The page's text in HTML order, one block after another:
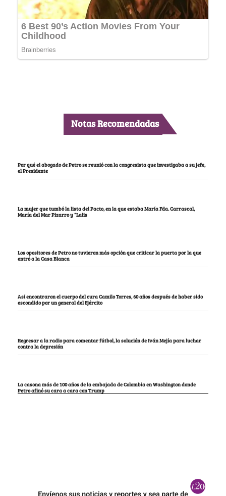
Notas Recomendadas
Por qué el abogado de Petro se reunió con la congresista que investigaba a su jefe,
el Presidente
La mujer que tumbó la lista del Pacto, en la que estaba María Fda. Carrascal,
María del Mar Pizarro y “Lalis
Los opositores de Petro no tuvieron más opción que criticar la puerta por la que
entró a la Casa Blanca
Así encontraron el cuerpo del cura Camilo Torres, 60 años después de haber sido
escondido por un general del Ejército
Regresar a la radio para comentar fútbol, la solución de Iván Mejía para luchar
contra la depresión
La casona más de 100 años de la embajada de Colombia en Washington donde
Petro afinó su cara a cara con Trump